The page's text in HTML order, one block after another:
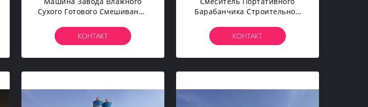
Сухого Готового Смешивания
Ленточного Транспортера
180m3/h Конкретная
КОНТАКТ
Барабанчика Строительной
Конкретный
КОНТАКТ